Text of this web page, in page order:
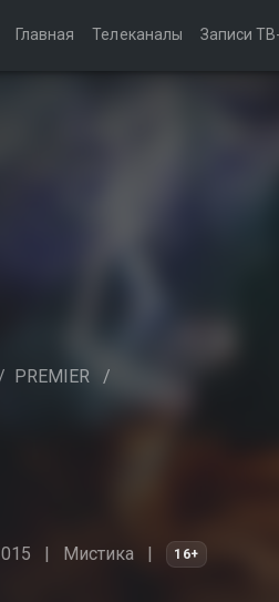
Главная Телеканалы Записи
PREMIER /
Мистика 16+